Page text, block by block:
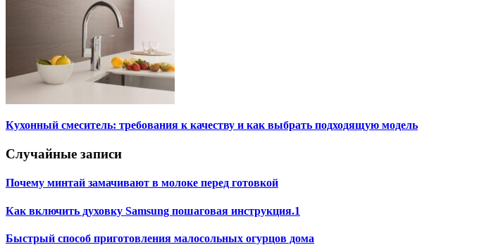
Кухонный смеситель: требования к качеству и как выбрать подходящую модель
Случайные записи
Почему минтай замачивают в молоке перед готовкой
Как включить духовку Samsung пошаговая инструкция.1
Быстрый способ приготовления малосольных огурцов дома